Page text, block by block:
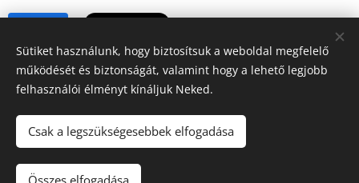
fenntartva - (2025)
Sütiket használunk, hogy biztosítsuk a weboldal megfelelő
működését és biztonságát, valamint hogy a lehető legjobb
felhasználói élményt kínáljuk Neked.
Csak a legszükségesebbek elfogadása
Összes elfogadása